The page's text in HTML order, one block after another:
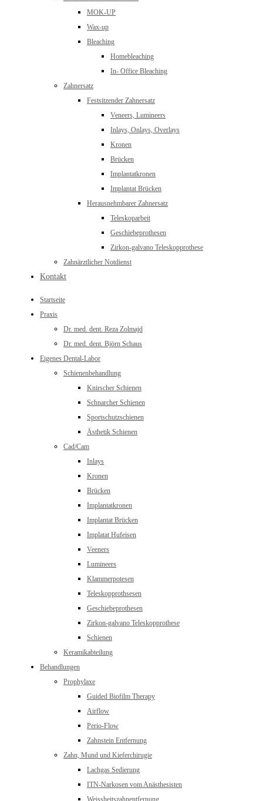
MOK-UP
Wax-up
Bleaching
Homebleaching
In- Office Bleaching
Zahnersatz
Festsitzender Zahnersatz
Veneers, Lumineers
Inlays, Onlays, Overlays
Kronen
Brücken
Implantatkronen
Implantat Brücken
Herausnehmbarer Zahnersatz
Teleskoparbeit
Geschiebeprothesen
Zirkon-galvano Teleskopprothese
Zahnärztlicher Notdienst
Kontakt
Startseite
Praxis
Dr. med. dent. Reza Zolmajd
Dr. med. dent. Björn Schaus
Eigenes Dental-Labor
Schienenbehandlung
Knirscher Schienen
Schnarcher Schienen
Sportschutzschienen
Ästhetik Schienen
Cad/Cam
Inlays
Kronen
Brücken
Implantatkronen
Implantat Brücken
Implatat Hufeisen
Veeners
Lumineers
Klammerpotesen
Teleskopprothsesen
Geschiebeprothesen
Zirkon-galvano Teleskopprothese
Schienen
Keramikabteilung
Behandlungen
Prophylaxe
Guided Biofilm Therapy
Airflow
Perio-Flow
Zahnstein Entfernung
Zahn, Mund und Kieferchirugie
Lachgas Sedierung
ITN-Narkosen vom Anästhesisten
Weissheitszahnentfernung